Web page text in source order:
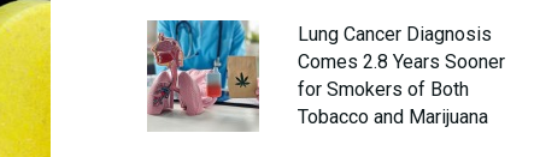
Lung Cancer Diagnosis
Comes 2.8 Years Sooner
for Smokers of Both
Tobacco and Marijuana